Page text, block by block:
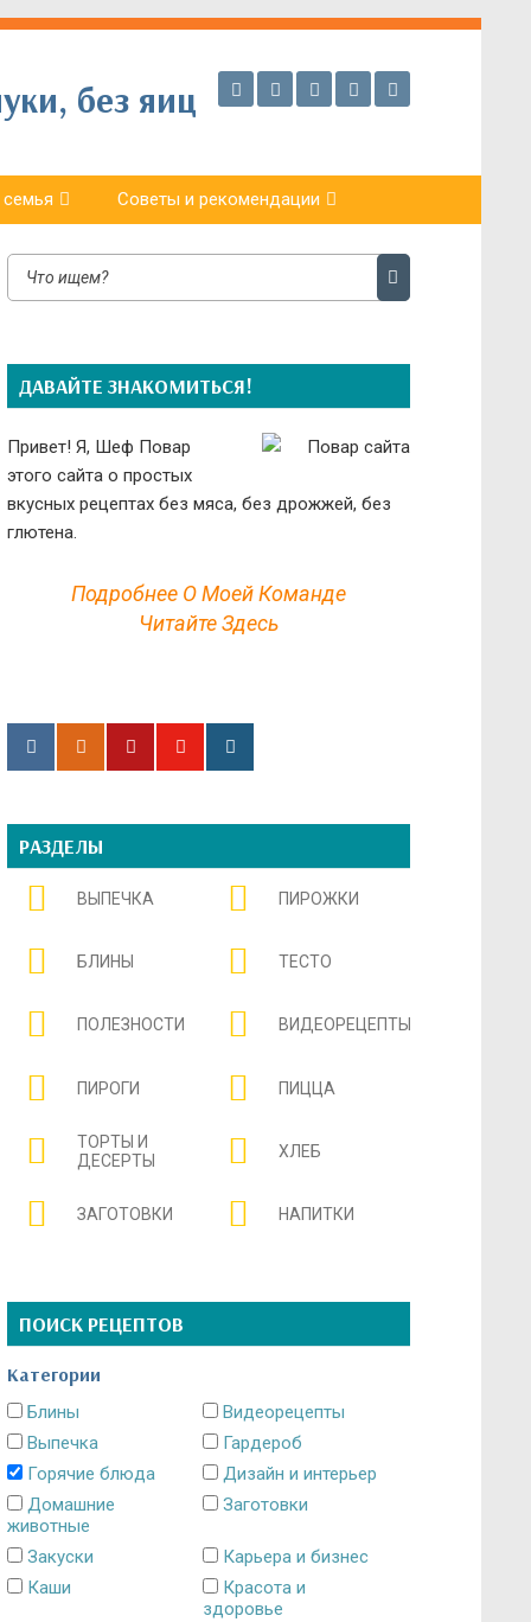
без яиц
Советы и рекомендации
ДАВАЙТЕ ЗНАКОМИТЬСЯ!
Привет! Я, Шеф Повар
этого сайта о простых
вкусных рецептах без мяса, без дрожжей, без
глютена.
Подробнее О Моей Команде
Читайте Здесь
РАЗДЕЛЫ
ВЫПЕЧКА ПИРОЖКИ
БЛИНЫ ТЕСТО
ПОЛЕЗНОСТИ ВИДЕОРЕЦЕПТЫ
ПИРОГИ ПИЦЦА
ТОРТЫ И
ДЕСЕРТЫ
ХЛЕБ
ЗАГОТОВКИ НАПИТКИ
ПОИСК РЕЦЕПТОВ
Категории
Блины
Видеорецепты
Выпечка
Гардероб
Горячие блюда
Дизайн и интерьер
Домашние
животные
Заготовки
Закуски
Карьера и бизнес
Каши
Красота и
здоровье